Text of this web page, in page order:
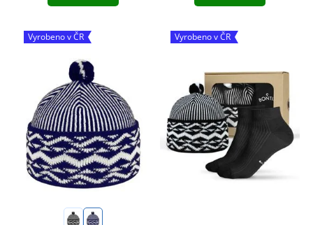
Vyrobeno v ČR Vyrobeno v ČR